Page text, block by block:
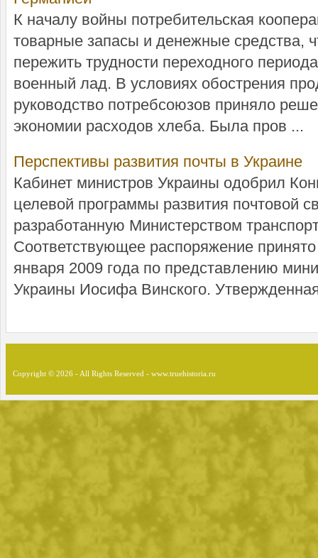
К началу войны потребительская
товарные запасы и денежные средства,
пережить трудности переходного
военный лад. В условиях обострения
руководство потребсоюзов приняло
экономии расходов хлеба. Была пров ...
Перспективы развития почты в Украине
Кабинет министров Украины одобрил
целевой программы развития почтовой
разработанную Министерством
Соответствующее распоряжение
января 2009 года по представлению
Украины Иосифа Винского.
Copyright © 2026 - All Rights Reserved - www.truehistoria.ru